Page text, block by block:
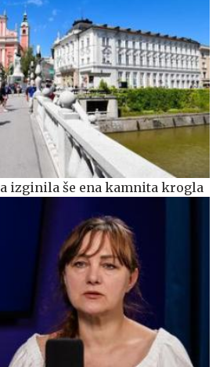
izginila še ena kamnita krogla